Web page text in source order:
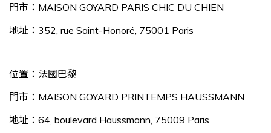
門市：MAISON GOYARD PARIS CHIC DU CHIEN
地址：352, rue Saint-Honoré, 75001 Paris
位置：法國巴黎
門市：MAISON GOYARD PRINTEMPS HAUSSMANN
地址：64, boulevard Haussmann, 75009 Paris